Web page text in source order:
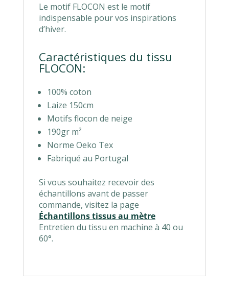
Le motif FLOCON est le motif
indispensable pour vos inspirations
d’hiver.
Caractéristiques du tissu
FLOCON:
100% coton
Laize 150cm
Motifs flocon de neige
190gr m²
Norme Oeko Tex
Fabriqué au Portugal
Si vous souhaitez recevoir des
échantillons avant de passer
commande, visitez la page
Échantillons tissus au mètre
Entretien du tissu en machine à 40 ou
60°.